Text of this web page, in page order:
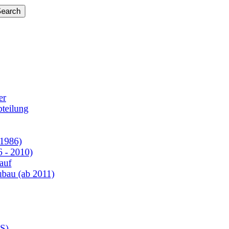
- 2010)
(ab 2011)